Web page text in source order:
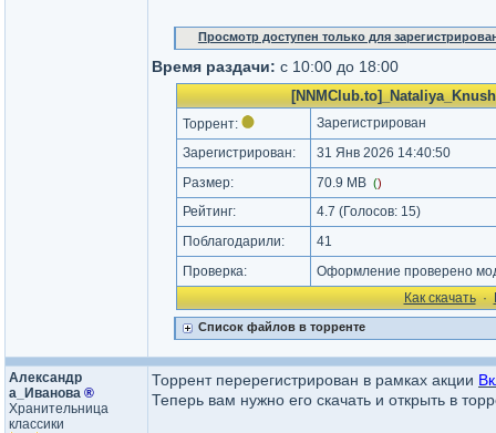
Просмотр доступен только для
Время раздачи: с 10:00 до 18:00
Торрент:
Зарегистрирован
Зарегистрирован:
31 Янв 2026 14:40:50
Размер:
70.9 MB ()
Рейтинг: 4.7 (Голосов: 15)
Поблагодарили:
41
Проверка:
Оформление проверено
Как cкачать·
Список файлов в торренте
Александр​
а_Иванова​ ®
Хранительница
классики
Торрент перерегистрирован в рамках акции
Теперь вам нужно его скачать и открыть в